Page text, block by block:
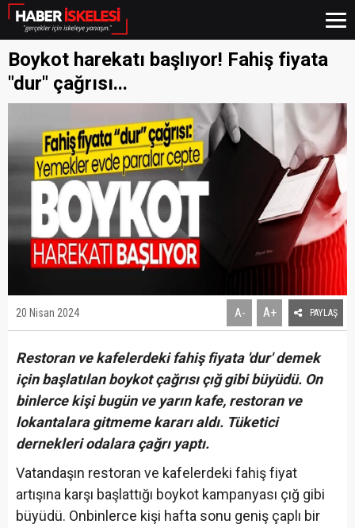
Boykot harekatı başlıyor! Fahiş fiyata
"dur" çağrısı...
20 Nisan 2024 A- A+ PAYLAŞ
Restoran ve kafelerdeki fahiş fiyata 'dur' demek
için başlatılan boykot çağrısı çığ gibi büyüdü. On
binlerce kişi bugün ve yarın kafe, restoran ve
lokantalara gitmeme kararı aldı. Tüketici
dernekleri odalara çağrı yaptı.
Vatandaşın restoran ve kafelerdeki fahiş fiyat
artışına karşı başlattığı boykot kampanyası çığ gibi
büyüdü. Onbinlerce kişi hafta sonu geniş çaplı bir